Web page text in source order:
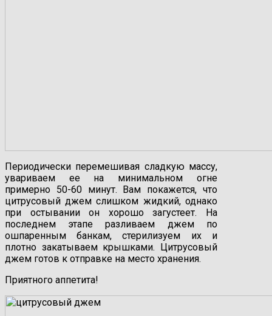
Периодически перемешивая сладкую массу,
увариваем ее на минимальном огне
примерно 50-60 минут. Вам покажется, что
цитрусовый джем слишком жидкий, однако
при остывании он хорошо загустеет. На
последнем этапе разливаем джем по
ошпаренным банкам, стерилизуем их и
плотно закатываем крышками. Цитрусовый
джем готов к отправке на место хранения.
Приятного аппетита!